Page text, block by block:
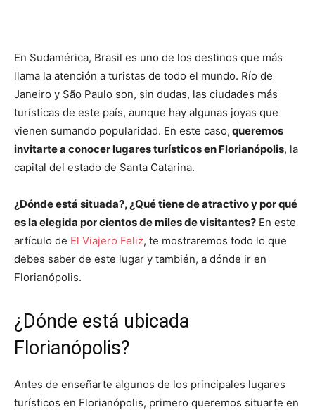
En Sudamérica, Brasil es uno de los destinos que más
llama la atención a turistas de todo el mundo. Río de
Janeiro y São Paulo son, sin dudas, las ciudades más
turísticas de este país, aunque hay algunas joyas que
vienen sumando popularidad. En este caso, queremos
invitarte a conocer lugares turísticos en Florianópolis, la
capital del estado de Santa Catarina.
¿Dónde está situada?, ¿Qué tiene de atractivo y por qué
es la elegida por cientos de miles de visitantes? En este
artículo de El Viajero Feliz, te mostraremos todo lo que
debes saber de este lugar y también, a dónde ir en
Florianópolis.
¿Dónde está ubicada
Florianópolis?
Antes de enseñarte algunos de los principales lugares
turísticos en Florianópolis, primero queremos situarte en